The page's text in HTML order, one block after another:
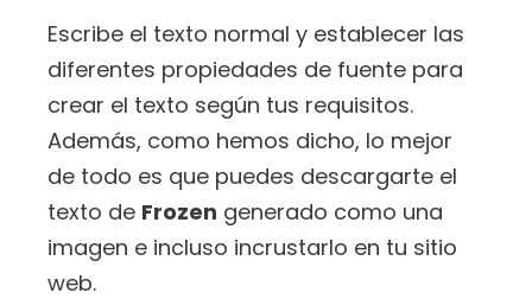
Escribe el texto normal y establecer las
diferentes propiedades de fuente para
crear el texto según tus requisitos.
Además, como hemos dicho, lo mejor
de todo es que puedes descargarte el
texto de Frozen generado como una
imagen e incluso incrustarlo en tu sitio
web.